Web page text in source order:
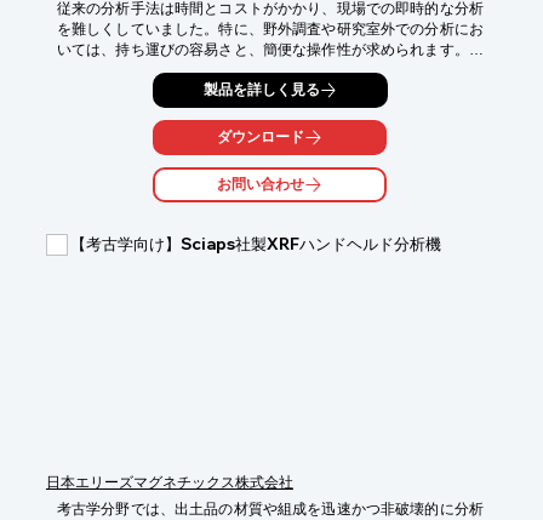
従来の分析手法は時間とコストがかかり、現場での即時的な分析
を難しくしていました。特に、野外調査や研究室外での分析にお
いては、持ち運びの容易さと、簡便な操作性が求められます。当
社の「アタッチ式顕微ラマンセンサー」は、これらの課題を解決
【活用シーン】
・野外での鉱物調査
・研究室での迅速な鉱物分析
・博物館での展示物分析
【導入の効果】
製品を詳しく見る
ダウンロード
お問い合わせ
【考古学向け】Sciaps社製XRFハンドヘルド分析機
日本エリーズマグネチックス株式会社
考古学分野では、出土品の材質や組成を迅速かつ非破壊的に分析